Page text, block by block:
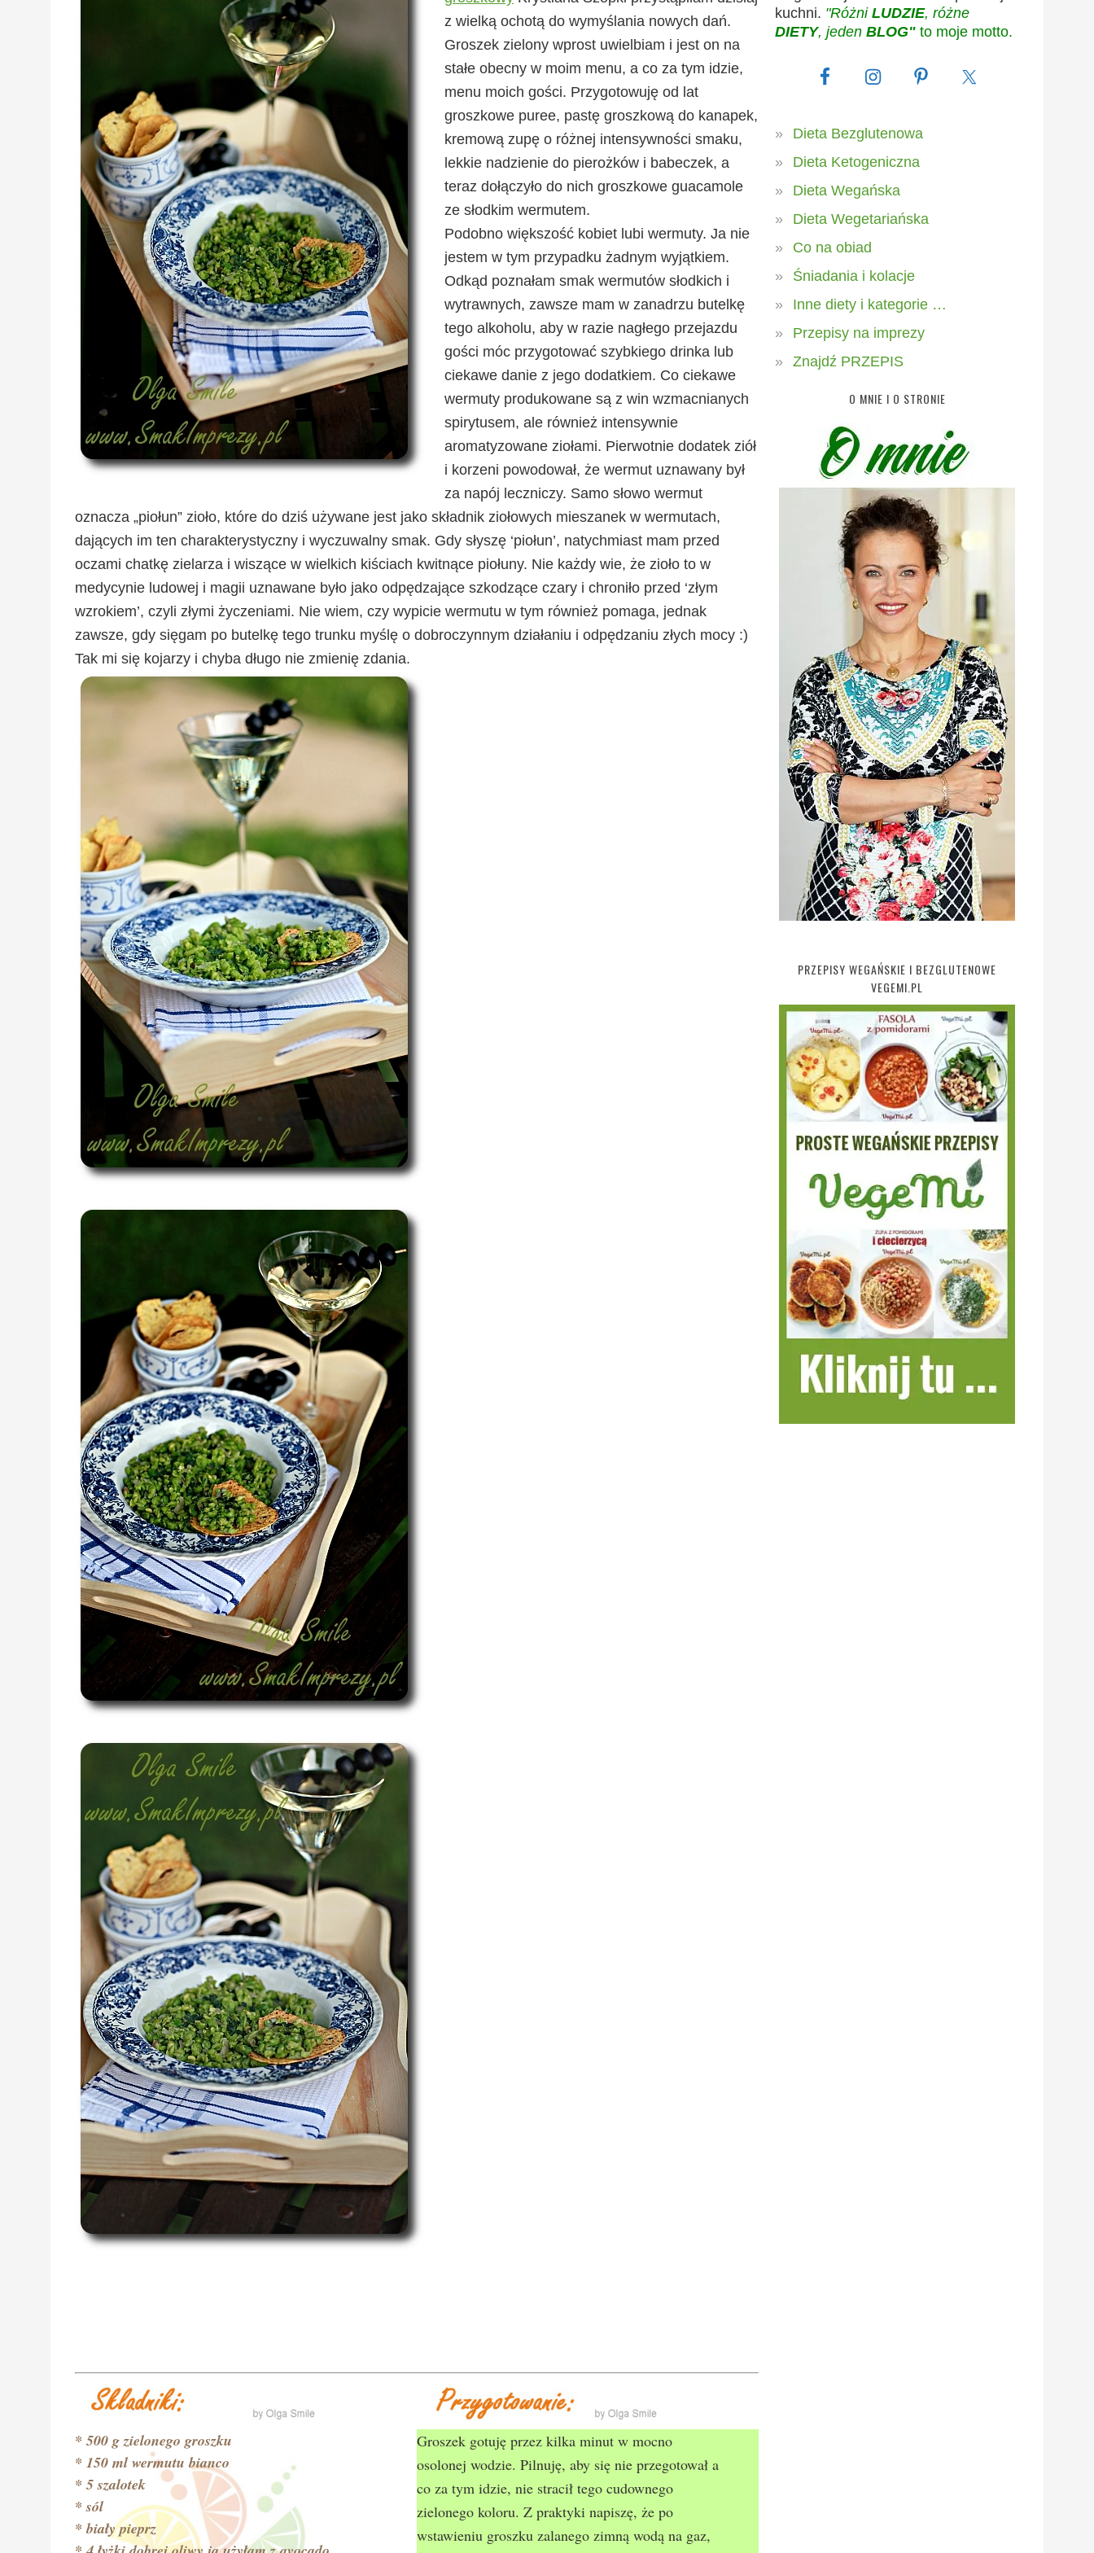
z wielką ochotą do wymyślania nowych dań.
Groszek zielony wprost uwielbiam i jest on na
stałe obecny w moim menu, a co za tym idzie,
menu moich gości. Przygotowuję od lat
groszkowe puree, pastę groszkową do kanapek,
kremową zupę o różnej intensywności smaku,
lekkie nadzienie do pierożków i babeczek, a
teraz dołączyło do nich groszkowe guacamole
ze słodkim wermutem.
Podobno większość kobiet lubi wermuty. Ja nie
jestem w tym przypadku żadnym wyjątkiem.
Odkąd poznałam smak wermutów słodkich i
wytrawnych, zawsze mam w zanadrzu butelkę
tego alkoholu, aby w razie nagłego przejazdu
gości móc przygotować szybkiego drinka lub
ciekawe danie z jego dodatkiem. Co ciekawe
wermuty produkowane są z win wzmacnianych
spirytusem, ale również intensywnie
aromatyzowane ziołami. Pierwotnie dodatek ziół
i korzeni powodował, że wermut uznawany był
za napój leczniczy. Samo słowo wermut
oznacza „piołun” zioło, które do dziś używane jest jako składnik ziołowych mieszanek w wermutach,
dających im ten charakterystyczny i wyczuwalny smak. Gdy słyszę ‘piołun’, natychmiast mam przed
oczami chatkę zielarza i wiszące w wielkich kiściach kwitnące piołuny. Nie każdy wie, że zioło to w
medycynie ludowej i magii uznawane było jako odpędzające szkodzące czary i chroniło przed ‘złym
wzrokiem’, czyli złymi życzeniami. Nie wiem, czy wypicie wermutu w tym również pomaga, jednak
zawsze, gdy sięgam po butelkę tego trunku myślę o dobroczynnym działaniu i odpędzaniu złych mocy :)
Tak mi się kojarzy i chyba długo nie zmienię zdania.
* 500 g zielonego groszku
* 150 ml wermutu bianco
* 5 szalotek
* sól
* biały pieprz
Groszek gotuję przez kilka minut w mocno
osolonej wodzie. Pilnuję, aby się nie przegotował a
co za tym idzie, nie stracił tego cudownego
zielonego koloru. Z praktyki napiszę, że po
wstawieniu groszku zalanego zimną wodą na gaz,
kuchni. "Różni LUDZIE, różne
DIETY, jeden BLOG" to moje motto.
Dieta Bezglutenowa
Dieta Ketogeniczna
Dieta Wegańska
Dieta Wegetariańska
Co na obiad
Śniadania i kolacje
Inne diety i kategorie …
Przepisy na imprezy
Znajdź PRZEPIS
O MNIE I O STRONIE
PRZEPISY WEGAŃSKIE I BEZGLUTENOWE
VEGEMI.PL